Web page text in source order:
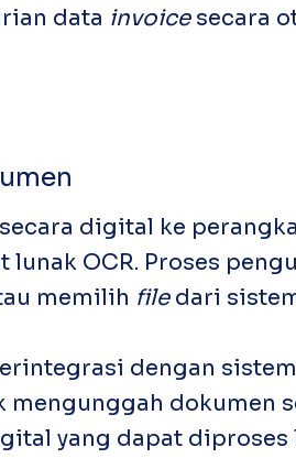
data invoice secara
digital ke
OCR. Proses
memilih file dari
dengan
dokumen
yang dapat diproses